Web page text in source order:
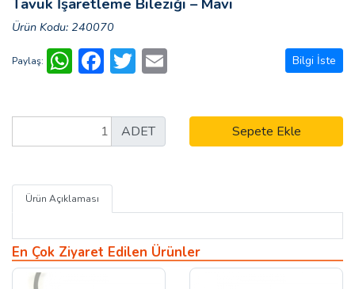
Ürün Kodu: 240070
Paylaş: WhatsApp
Facebook
Twitter Bilgi İste
ADET Sepete Ekle
Ürün Açıklaması
En Çok Ziyaret Edilen Ürünler